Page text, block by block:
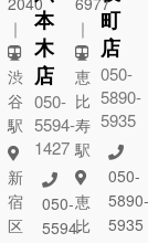
｜
渋
谷
駅
新
宿
区
本
木
店
050-
5594-
1427
050-
5594-
｜
恵
比
寿
駅
恵
比
町
店
050-
5890-
5935
050-
5935